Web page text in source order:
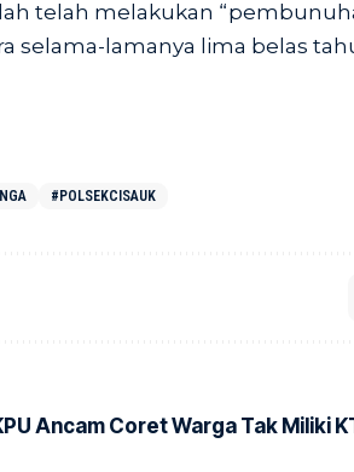
telah melakukan
selama-lamanya lima belas
#POLSEKCISAUK
Ancam Coret Warga Tak Miliki